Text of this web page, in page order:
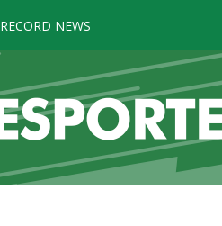
RECORD NEWS